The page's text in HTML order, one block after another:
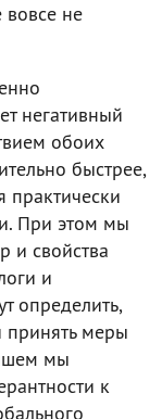
вовсе не
негативный
обоих
быстрее,
практически
При этом мы
и свойства
и
определить,
принять меры
мы
к